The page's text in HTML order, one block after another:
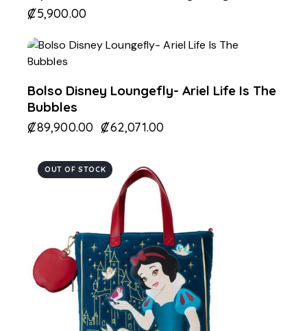
₡5,900.00
-31%
Bolso Disney Loungefly- Ariel Life Is The
Bubbles
₡89,900.00 ₡62,071.00
OUT OF STOCK